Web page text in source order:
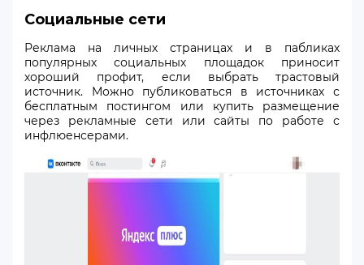
Социальные сети
Реклама на личных страницах и в пабликах
популярных социальных площадок приносит
хороший профит, если выбрать трастовый
источник. Можно публиковаться в источниках с
бесплатным постингом или купить размещение
через рекламные сети или сайты по работе с
инфлюенсерами.